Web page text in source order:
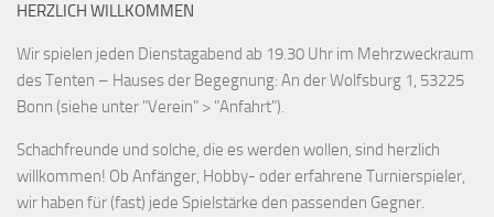
HERZLICH WILLKOMMEN
Wir spielen jeden Dienstagabend ab 19.30 Uhr im Mehrzweckraum
des Tenten – Hauses der Begegnung: An der Wolfsburg 1, 53225
Bonn (siehe unter "Verein" > "Anfahrt").
Schachfreunde und solche, die es werden wollen, sind herzlich
willkommen! Ob Anfänger, Hobby- oder erfahrene Turnierspieler,
wir haben für (fast) jede Spielstärke den passenden Gegner.